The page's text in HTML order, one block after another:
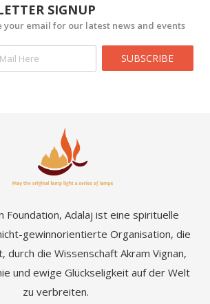
SIGNUP
your email for our latest news and events
SUBSCRIBE
Foundation, Adalaj ist eine spirituelle
gewinnorientierte Organisation, die
durch die Wissenschaft Akram Vignan,
und ewige Glückseligkeit auf der Welt
zu verbreiten.